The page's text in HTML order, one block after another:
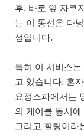
후, 바로 옆 자쿠
는 이 동선은 다
성입니다.
특히 이 서비스
고 있습니다. 혼
요정스파에서는
의 케어를 동시
그리고 힐링이라